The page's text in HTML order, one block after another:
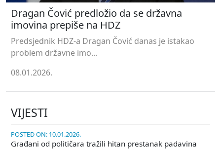
Dragan Čović predložio da se državna
imovina prepiše na HDZ
Predsjednik HDZ-a Dragan Čović danas je istakao
problem državne imo...
08.01.2026.
VIJESTI
POSTED ON: 10.01.2026.
Građani od političara tražili hitan prestanak padavina